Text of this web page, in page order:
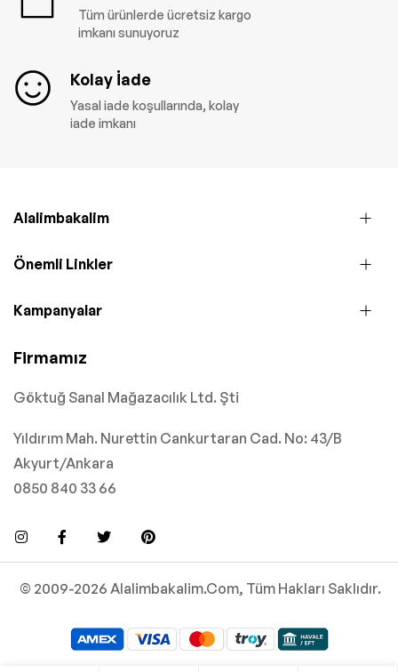
Tüm ürünlerde ücretsiz kargo
imkanı sunuyoruz
Kolay İade
Yasal iade koşullarında, kolay
iade imkanı
Alalimbakalim
Önemli Linkler
Kampanyalar
Firmamız
Göktuğ Sanal Mağazacılık Ltd. Şti
Yıldırım Mah. Nurettin Cankurtaran Cad. No: 43/B
Akyurt/Ankara
0850 840 33 66
© 2009-2026 Alalimbakalim.Com, Tüm Hakları Saklıdır.